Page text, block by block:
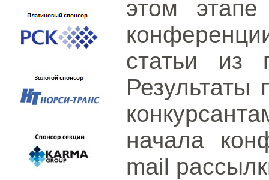
этом
статьи из
Результаты
начала
mail